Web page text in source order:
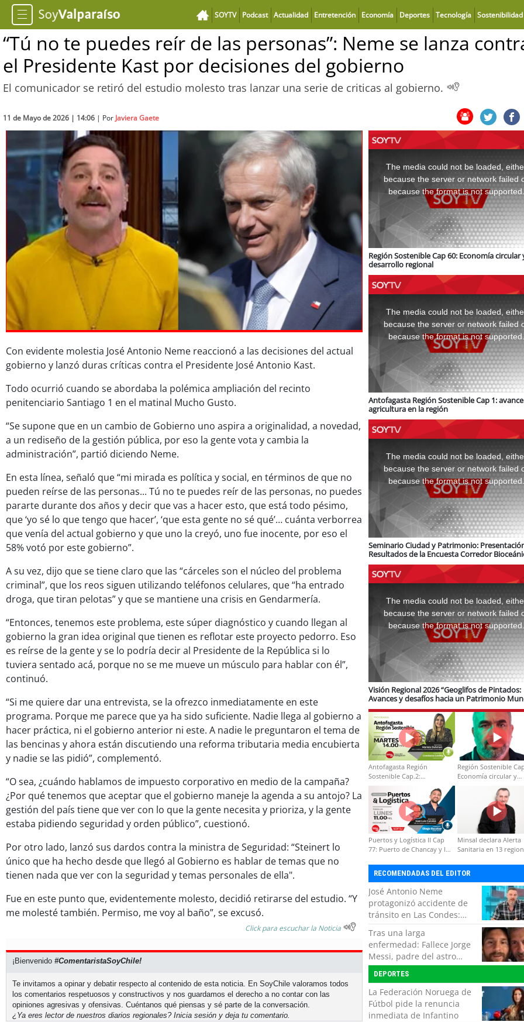
SOYTV Podcast Actualidad Entretención Economía Deportes Tecnología Sostenibilidad
“Tú no te puedes reír de las personas”: Neme se lanza
el Presidente Kast por decisiones del gobierno
El comunicador se retiró del estudio molesto tras lanzar una serie de criticas al gobierno.
11 de Mayo de 2026 | 14:06 | Por Javiera Gaete
Con evidente molestia José Antonio Neme reaccionó a las decisiones del actual
gobierno y lanzó duras críticas contra el Presidente José Antonio Kast.
Todo ocurrió cuando se abordaba la polémica ampliación del recinto
penitenciario Santiago 1 en el matinal Mucho Gusto.
“Se supone que en un cambio de Gobierno uno aspira a originalidad, a novedad,
a un rediseño de la gestión pública, por eso la gente vota y cambia la
administración”, partió diciendo Neme.
En esta línea, señaló que “mi mirada es política y social, en términos de que no
pueden reírse de las personas... Tú no te puedes reír de las personas, no puedes
pararte durante dos años y decir que vas a hacer esto, que está todo pésimo,
que ‘yo sé lo que tengo que hacer’, ‘que esta gente no sé qué’… cuánta verborrea
que venía del actual gobierno y que uno la creyó, uno fue inocente, por eso el
58% votó por este gobierno”.
A su vez, dijo que se tiene claro que las “cárceles son el núcleo del problema
criminal”, que los reos siguen utilizando teléfonos celulares, que “ha entrado
droga, que tiran pelotas” y que se mantiene una crisis en Gendarmería.
“Entonces, tenemos este problema, este súper diagnóstico y cuando llegan al
gobierno la gran idea original que tienen es reflotar este proyecto pedorro. Eso
es reírse de la gente y se lo podría decir al Presidente de la República si lo
tuviera sentado acá, porque no se me mueve un músculo para hablar con él”,
continuó.
“Si me quiere dar una entrevista, se la ofrezco inmediatamente en este
programa. Porque me parece que ya ha sido suficiente. Nadie llega al gobierno a
hacer práctica, ni el gobierno anterior ni este. A nadie le preguntaron el tema de
las bencinas y ahora están discutiendo una reforma tributaria media encubierta
y nadie se las pidió”, complementó.
“O sea, ¿cuándo hablamos de impuesto corporativo en medio de la campaña?
¿Por qué tenemos que aceptar que el gobierno maneje la agenda a su antojo? La
gestión del país tiene que ver con lo que la gente necesita y prioriza, y la gente
estaba pidiendo seguridad y orden público”, cuestionó.
Por otro lado, lanzó sus dardos contra la ministra de Seguridad: “Steinert lo
único que ha hecho desde que llegó al Gobierno es hablar de temas que no
tienen nada que ver con la seguridad y temas personales de ella".
Fue en este punto que, evidentemente molesto, decidió retirarse del estudio. “Y
me molesté también. Permiso, me voy al baño”, se excusó.
Click para escuchar la Noticia
¡Bienvenido #ComentaristaSoyChile!
Te invitamos a opinar y debatir respecto al contenido de esta noticia. En SoyChile valoramos todos
los comentarios respetuosos y constructivos y nos guardamos el derecho a no contar con las
opiniones agresivas y ofensivas. Cuéntanos qué piensas y sé parte de la conversación.
¿Ya eres lector de nuestros diarios regionales? Inicia sesión y deja tu comentario.
window.
The media could not be loaded,
because the server or network failed
because the format is not supported.
Región Sostenible Cap 60: Economía circular
desarrollo regional
window.
The media could not be loaded,
because the server or network failed
because the format is not supported.
Antofagasta Región Sostenible Cap 1:
agricultura en la región
window.
The media could not be loaded,
because the server or network failed
because the format is not supported.
Seminario Ciudad y Patrimonio:
Resultados de la Encuesta Corredor
logística e infraestructura ferroviaria
window.
The media could not be loaded,
because the server or network failed
because the format is not supported.
Visión Regional 2026 “Geoglifos de Pintados:
Avances y desafíos hacia un Patrimonio
de Unesco”
Antofagasta Región
Sostenible Cap.2:
Educación ambiental y
formación de capacidades
técnicas
Región Sostenible
Economía circular y
Puertos y Logística II Cap
77: Puerto de Chancay y la
Minsal declara Alerta
Sanitaria en 13
RECOMENDADAS DEL EDITOR
José Antonio Neme
protagonizó accidente de
tránsito en Las Condes:
Colisionó con un
motociclista
Tras una larga
enfermedad: Fallece Jorge
Messi, padre del astro
argentino
DEPORTES
La Federación Noruega de
Fútbol pide la renuncia
inmediata de Infantino